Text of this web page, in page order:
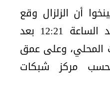
أن الزلزال وقع
في منطقة رونان عند الساعة 12:21 بعد
المحلي، وعلى عمق
بحسب مركز شبكات